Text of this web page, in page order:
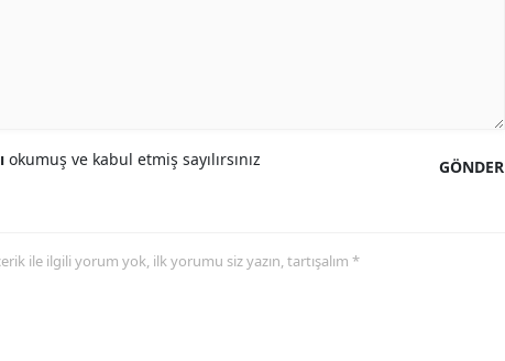
GÖNDER
okumuş ve kabul etmiş sayılırsınız
ile ilgili yorum yok, ilk yorumu siz yazın, tartışalım *